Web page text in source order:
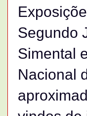
Segundo
Simental
Nacional